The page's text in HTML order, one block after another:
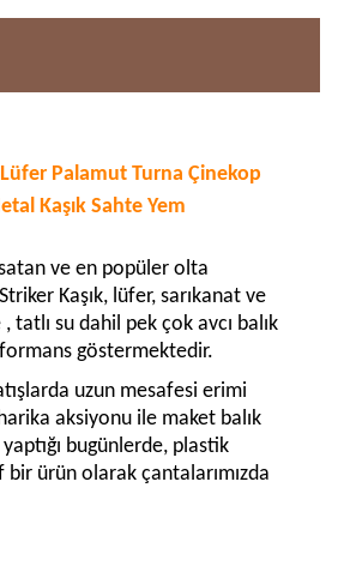
Palamut Turna Çinekop
Kaşık Sahte Yem
ve en popüler olta
Kaşık, lüfer, sarıkanat ve
tatlı su dahil pek çok avcı balık
göstermektedir.
uzun mesafesi erimi
aksiyonu ile maket balık
bugünlerde, plastik
ürün olarak çantalarımızda